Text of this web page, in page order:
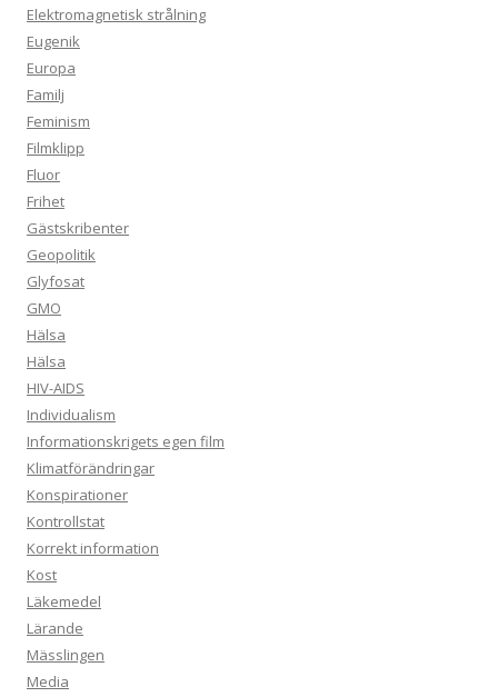
Elektromagnetisk strålning
Eugenik
Europa
Familj
Feminism
Filmklipp
Fluor
Frihet
Gästskribenter
Geopolitik
Glyfosat
GMO
Hälsa
Hälsa
HIV-AIDS
Individualism
Informationskrigets egen film
Klimatförändringar
Konspirationer
Kontrollstat
Korrekt information
Kost
Läkemedel
Lärande
Mässlingen
Media